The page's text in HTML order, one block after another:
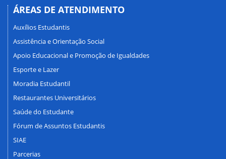
ÁREAS DE ATENDIMENTO
Auxílios Estudantis
Assistência e Orientação Social
Apoio Educacional e Promoção de Igualdades
Esporte e Lazer
Moradia Estudantil
Restaurantes Universitários
Saúde do Estudante
Fórum de Assuntos Estudantis
SIAE
Parcerias